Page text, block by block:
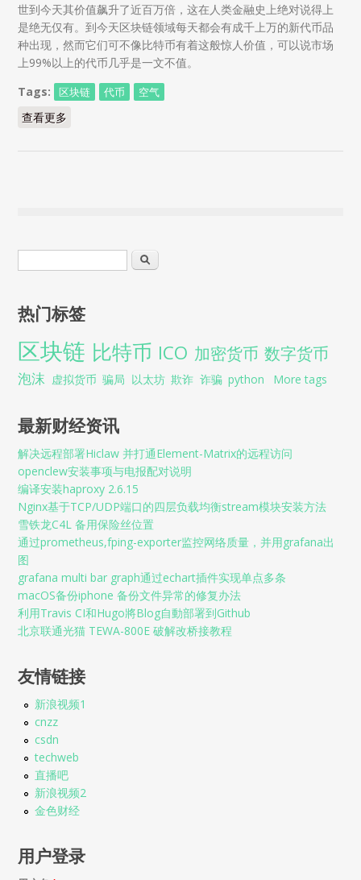
世到今天其价值飙升了近百万倍，这在人类金融史上绝对说得上
是绝无仅有。到今天区块链领域每天都会有成千上万的新代币品
种出现，然而它们可不像比特币有着这般惊人价值，可以说市场
上99%以上的代币几乎是一文不值。
Tags:
区块链 代币 空气
查看更多
搜索表单 搜索
热门标签
区块链 比特币 ICO 加密货币 数字货币
泡沫 虚拟货币 骗局 以太坊 欺诈 诈骗 python More tags
最新财经资讯
解决远程部署Hiclaw 并打通Element-Matrix的远程访问
openclew安装事项与电报配对说明
编译安装haproxy 2.6.15
Nginx基于TCP/UDP端口的四层负载均衡stream模块安装方法
雪铁龙C4L 备用保险丝位置
通过prometheus,fping-exporter监控网络质量，并用grafana出
图
grafana multi bar graph通过echart插件实现单点多条
macOS备份iphone 备份文件异常的修复办法
利用Travis CI和Hugo將Blog自動部署到Github
北京联通光猫 TEWA-800E 破解改桥接教程
友情链接
新浪视频1
cnzz
csdn
techweb
直播吧
新浪视频2
金色财经
用户登录